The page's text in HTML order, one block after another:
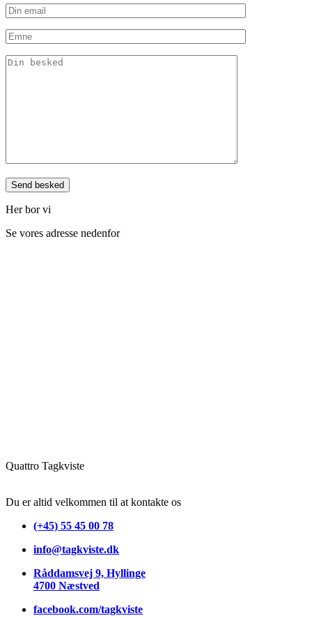
Her bor vi
Se vores adresse nedenfor
Quattro Tagkviste
Du er altid velkommen til at kontakte os
(+45) 55 45 00 78
info@tagkviste.dk
Råddamsvej 9, Hyllinge
4700 Næstved
facebook.com/tagkviste